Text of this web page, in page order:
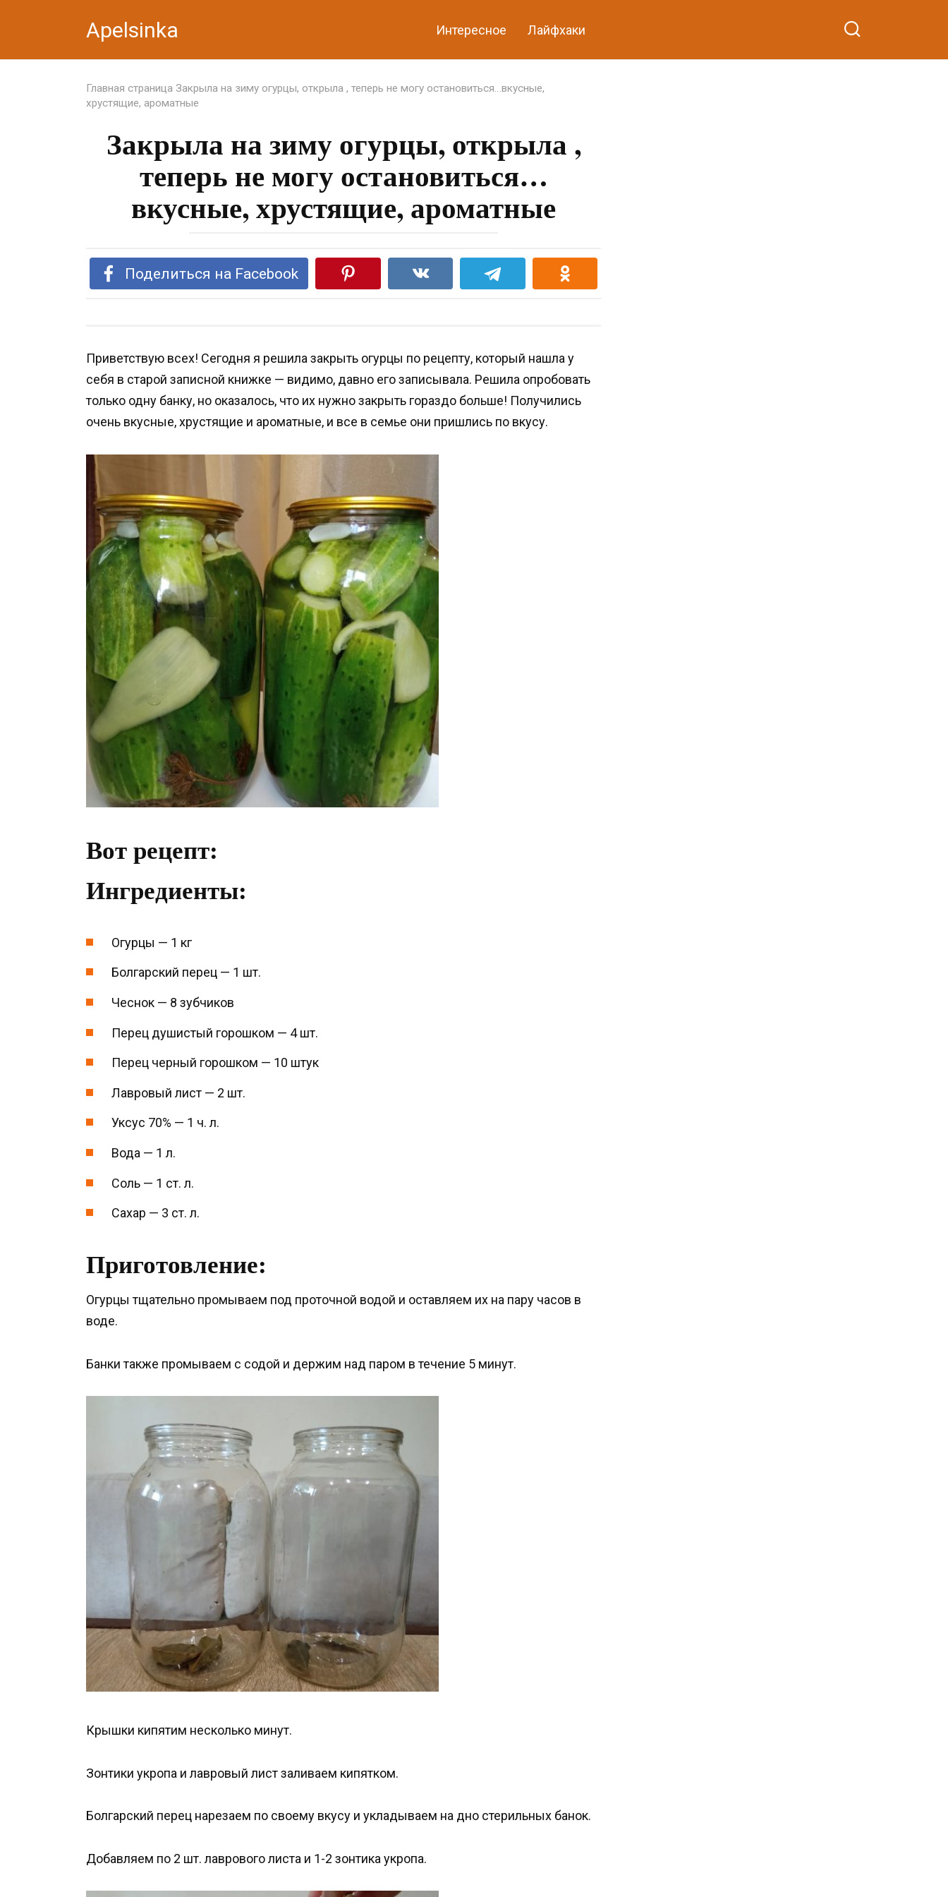
Apelsinka Интересное Лайфхаки
Главная страница Закрыла на зиму огурцы, открыла , теперь не могу остановиться…вкусные,
хрустящие, ароматные
Закрыла на зиму огурцы, открыла ,
теперь не могу остановиться…
вкусные, хрустящие, ароматные
Поделиться на Facebook
Приветствую всех! Сегодня я решила закрыть огурцы по рецепту, который нашла у
себя в старой записной книжке — видимо, давно его записывала. Решила опробовать
только одну банку, но оказалось, что их нужно закрыть гораздо больше! Получились
очень вкусные, хрустящие и ароматные, и все в семье они пришлись по вкусу.
Вот рецепт:
Ингредиенты:
Огурцы — 1 кг
Болгарский перец — 1 шт.
Чеснок — 8 зубчиков
Перец душистый горошком — 4 шт.
Перец черный горошком — 10 штук
Лавровый лист — 2 шт.
Уксус 70% — 1 ч. л.
Вода — 1 л.
Соль — 1 ст. л.
Сахар — 3 ст. л.
Приготовление:
Огурцы тщательно промываем под проточной водой и оставляем их на пару часов в
воде.
Банки также промываем с содой и держим над паром в течение 5 минут.
Крышки кипятим несколько минут.
Зонтики укропа и лавровый лист заливаем кипятком.
Болгарский перец нарезаем по своему вкусу и укладываем на дно стерильных банок.
Добавляем по 2 шт. лаврового листа и 1-2 зонтика укропа.